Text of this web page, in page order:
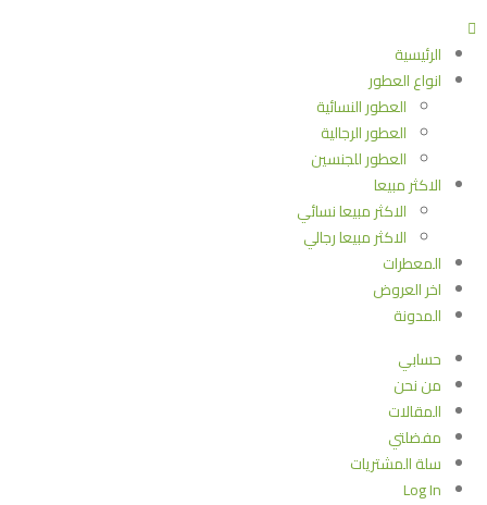
الرئيسية
انواع العطور
العطور النسائية
العطور الرجالية
العطور للجنسين
الاكثر مبيعا
الاكثر مبيعا نسائي
الاكثر مبيعا رجالي
المعطرات
اخر العروض
المدونة
حسابي
من نحن
المقالات
مفضلتي
سلة المشتريات
Log In